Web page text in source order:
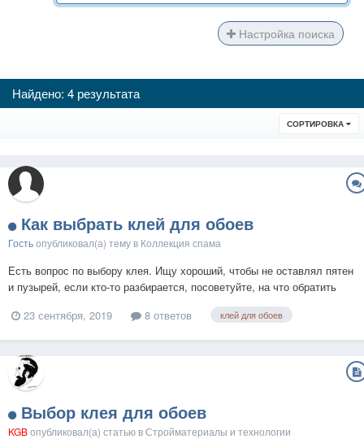
Настройка поиска
Найдено: 4 результата
СОРТИРОВКА
Как выбрать клей для обоев
Гостьопубликовал(а) тему в Коллекция спама
Есть вопрос по выбору клея. Ищу хороший, чтобы не оставлял пятен
и пузырей, если кто-то разбирается, посоветуйте, на что обратить
23 сентября, 2019 8 ответов клей для обоев
Выбор клея для обоев
KGBопубликовал(а) статью вСтройматериалы и технологии